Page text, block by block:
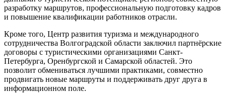
разработку маршрутов, профессиональную подготовку кадров
и повышение квалификации работников отрасли.
Кроме того, Центр развития туризма и международного
сотрудничества Волгоградской области заключил партнёрские
договоры с туристическими организациями Санкт-
Петербурга, Оренбургской и Самарской областей. Это
позволит обмениваться лучшими практиками, совместно
продвигать новые маршруты и поддерживать друг друга в
информационном поле.